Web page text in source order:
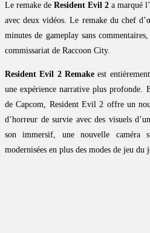
Le remake de Resident Evil 2 a marqué l’
avec deux vidéos. Le remake du chef
minutes de gameplay sans
commissariat de Raccoon City.
Resident Evil 2 Remake est
une expérience narrative plus
de Capcom, Resident Evil 2 offre un
d’horreur de survie avec des visuels
son immersif, une nouvelle caméra
modernisées en plus des modes de jeu du